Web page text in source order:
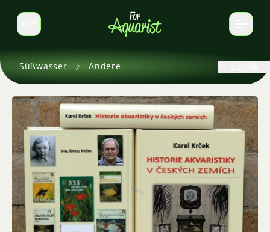
Sprache wechseln
Süßwasser Andere